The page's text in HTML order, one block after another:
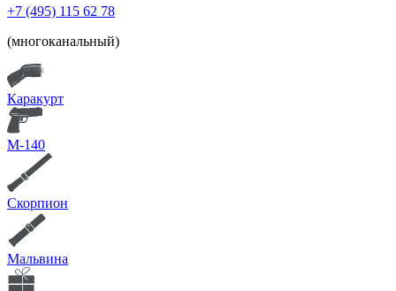
+7 (495) 115 62 78
(многоканальный)
Каракурт
М-140
Скорпион
Мальвина